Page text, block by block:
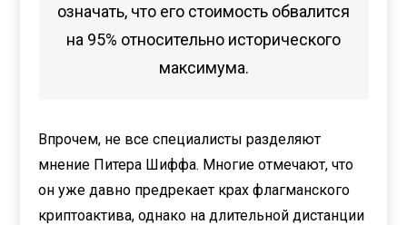
означать, что его стоимость обвалится
на 95% относительно исторического
максимума.
Впрочем, не все специалисты разделяют
мнение Питера Шиффа. Многие отмечают, что
он уже давно предрекает крах флагманского
криптоактива, однако на длительной дистанции